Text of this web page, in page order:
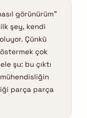
görünürüm”
şey, kendi
Çünkü
çok
şu: bu çıktı
parça parça